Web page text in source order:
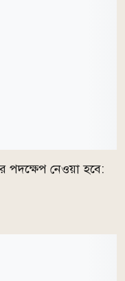
পদক্ষেপ নেওয়া হবে: